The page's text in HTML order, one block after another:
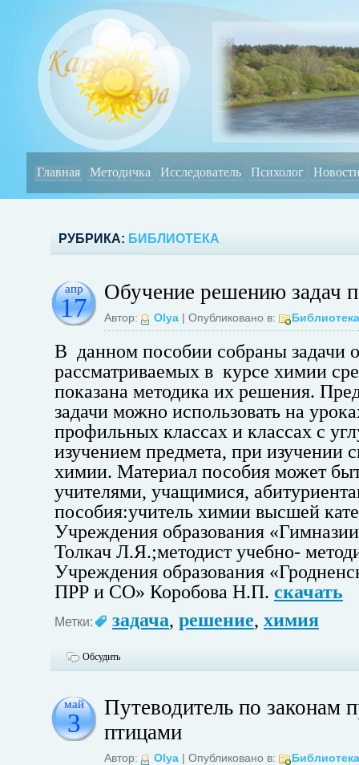
Главная Методичка Исследователь Психолог
РУБРИКА: БИБЛИОТЕКА
апр
17
Обучение решению задач
Автор: Olya | Опубликовано в: Библиотека
В данном пособии собраны задачи
рассматриваемых в курсе химии
показана методика их решения.
задачи можно использовать на
профильных классах и классах с
изучением предмета, при изучении
химии. Материал пособия может
учителями, учащимися,
пособия:учитель химии высшей
Учреждения образования
Толкач Л.Я.;методист учебно-
Учреждения образования
ПРР и СО» Коробова Н.П. скачать
Метки: задача, решение, химия
Обсудить
май
3
Путеводитель по законам
птицами
Автор: Olya | Опубликовано в: Библиотека